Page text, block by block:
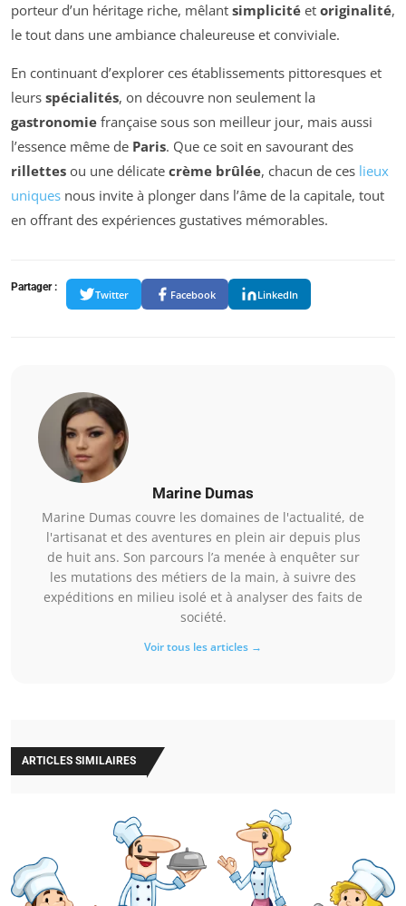
porteur d’un héritage riche, mêlant simplicité et originalité,
le tout dans une ambiance chaleureuse et conviviale.
En continuant d’explorer ces établissements pittoresques et
leurs spécialités, on découvre non seulement la
gastronomie française sous son meilleur jour, mais aussi
l’essence même de Paris. Que ce soit en savourant des
rillettes ou une délicate crème brûlée, chacun de ces lieux
uniques nous invite à plonger dans l’âme de la capitale, tout
en offrant des expériences gustatives mémorables.
Partager :
Twitter Facebook LinkedIn
Marine Dumas
Marine Dumas couvre les domaines de l'actualité, de
l'artisanat et des aventures en plein air depuis plus
de huit ans. Son parcours l’a menée à enquêter sur
les mutations des métiers de la main, à suivre des
expéditions en milieu isolé et à analyser des faits de
société.
Voir tous les articles →
ARTICLES SIMILAIRES